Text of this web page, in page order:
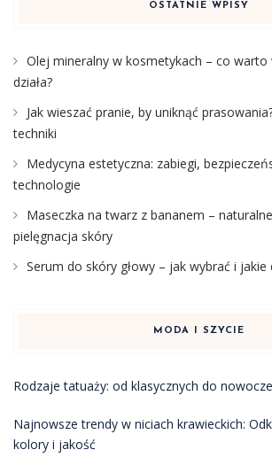
OSTATNIE WPISY
Olej mineralny w kosmetykach – co warto
działa?
Jak wieszać pranie, by uniknąć
techniki
Medycyna estetyczna: zabiegi,
technologie
Maseczka na twarz z bananem –
pielęgnacja skóry
Serum do skóry głowy – jak wybrać i jakie
MODA I SZYCIE
Rodzaje tatuaży: od klasycznych do
Najnowsze trendy w niciach krawieckich:
kolory i jakość